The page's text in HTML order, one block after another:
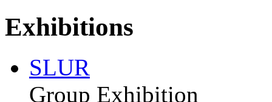
Exhibitions
SLUR
Group Exhibition